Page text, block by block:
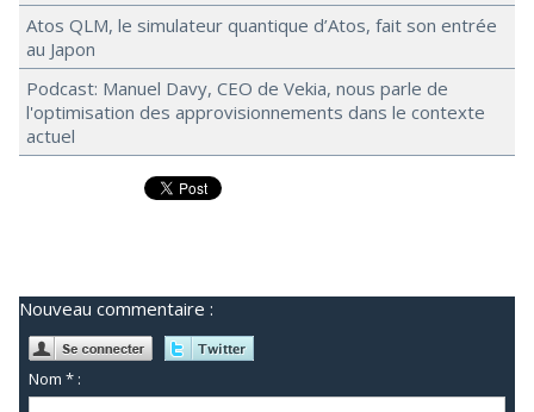
Atos QLM, le simulateur quantique d’Atos, fait son entrée
au Japon
Podcast: Manuel Davy, CEO de Vekia, nous parle de
l'optimisation des approvisionnements dans le contexte
actuel
Nouveau commentaire :
Nom * :